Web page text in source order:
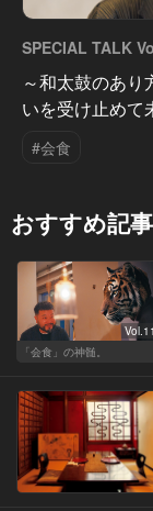
SPECIAL TALK
～和太鼓のあり
いを受け止めて
#会食
おすすめ記事
Vol.11
「会食」の神髄。